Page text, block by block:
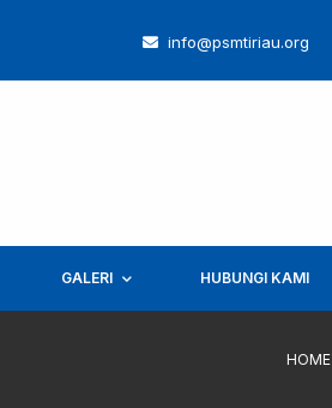
info@psmtiriau.org
GALERI HUBUNGI KAMI
HOME